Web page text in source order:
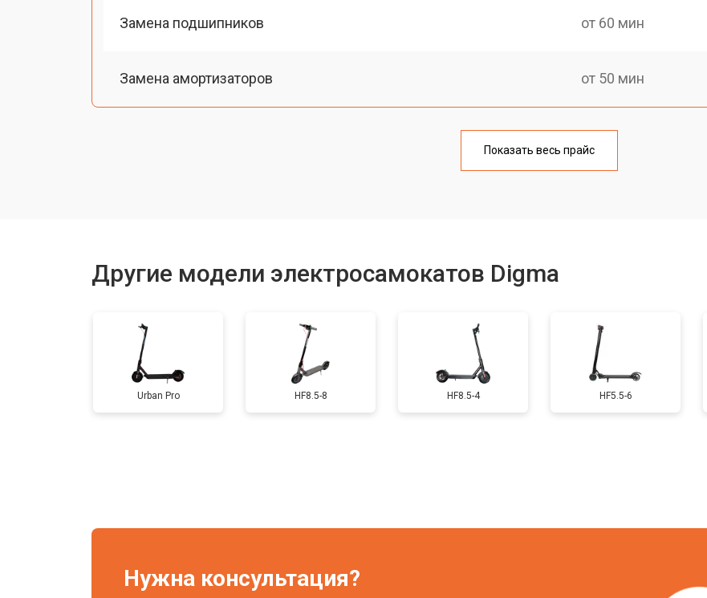
Замена подшипников от 60 мин
Замена амортизаторов от 50 мин
от 60 мин
Гидроизоляция от 40 мин
Ремонт платы управления (восстановление) от 80 мин
Замена камеры
Показать весь прайс
Другие модели электросамокатов Digma
Urban Pro HF8.5-8 HF8.5-4 HF5.5-6
Нужна консультация?